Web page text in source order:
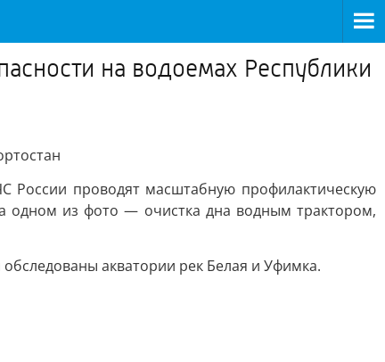
на водоемах Республики
России проводят масштабную профилактическую
одном из фото — очистка дна водным трактором,
акватории рек Белая и Уфимка.